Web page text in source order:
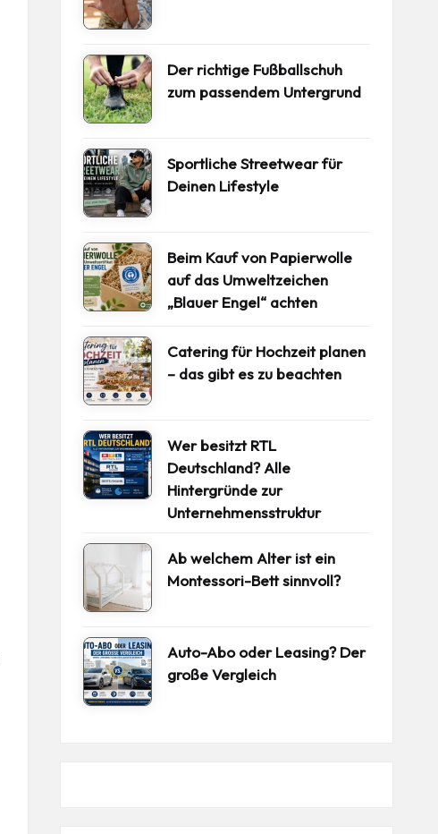
Der richtige Fußballschuh
zum passendem Untergrund
Sportliche Streetwear für
Deinen Lifestyle
Beim Kauf von Papierwolle
auf das Umweltzeichen
„Blauer Engel“ achten
Catering für Hochzeit planen
– das gibt es zu beachten
Wer besitzt RTL
Deutschland? Alle
Hintergründe zur
Unternehmensstruktur
Ab welchem Alter ist ein
Montessori-Bett sinnvoll?
Auto-Abo oder Leasing? Der
große Vergleich